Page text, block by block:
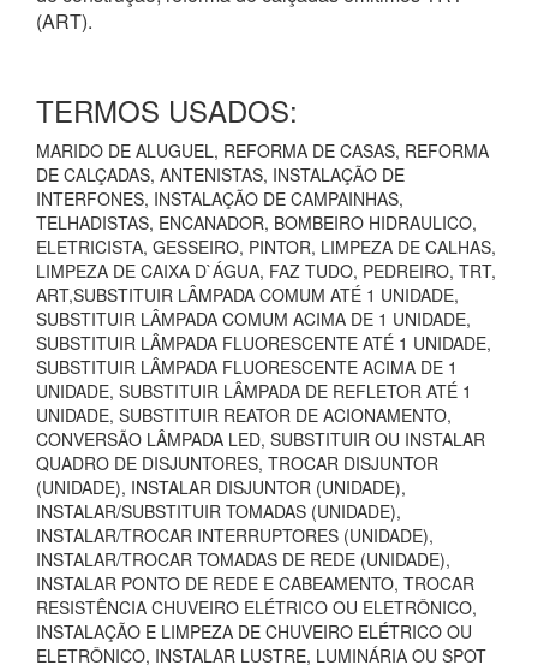
(ART).
TERMOS USADOS:
MARIDO DE ALUGUEL, REFORMA DE CASAS, REFORMA
DE CALÇADAS, ANTENISTAS, INSTALAÇÃO DE
INTERFONES, INSTALAÇÃO DE CAMPAINHAS,
TELHADISTAS, ENCANADOR, BOMBEIRO HIDRAULICO,
ELETRICISTA, GESSEIRO, PINTOR, LIMPEZA DE CALHAS,
LIMPEZA DE CAIXA D`ÁGUA, FAZ TUDO, PEDREIRO, TRT,
ART,SUBSTITUIR LÂMPADA COMUM ATÉ 1 UNIDADE,
SUBSTITUIR LÂMPADA COMUM ACIMA DE 1 UNIDADE,
SUBSTITUIR LÂMPADA FLUORESCENTE ATÉ 1 UNIDADE,
SUBSTITUIR LÂMPADA FLUORESCENTE ACIMA DE 1
UNIDADE, SUBSTITUIR LÂMPADA DE REFLETOR ATÉ 1
UNIDADE, SUBSTITUIR REATOR DE ACIONAMENTO,
CONVERSÃO LÂMPADA LED, SUBSTITUIR OU INSTALAR
QUADRO DE DISJUNTORES, TROCAR DISJUNTOR
(UNIDADE), INSTALAR DISJUNTOR (UNIDADE),
INSTALAR/SUBSTITUIR TOMADAS (UNIDADE),
INSTALAR/TROCAR INTERRUPTORES (UNIDADE),
INSTALAR/TROCAR TOMADAS DE REDE (UNIDADE),
INSTALAR PONTO DE REDE E CABEAMENTO, TROCAR
RESISTÊNCIA CHUVEIRO ELÉTRICO OU ELETRÔNICO,
INSTALAÇÃO E LIMPEZA DE CHUVEIRO ELÉTRICO OU
ELETRÔNICO, INSTALAR LUSTRE, LUMINÁRIA OU SPOT